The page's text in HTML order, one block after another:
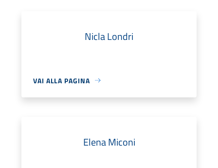
Nicla Londri
VAI ALLA PAGINA
Elena Miconi